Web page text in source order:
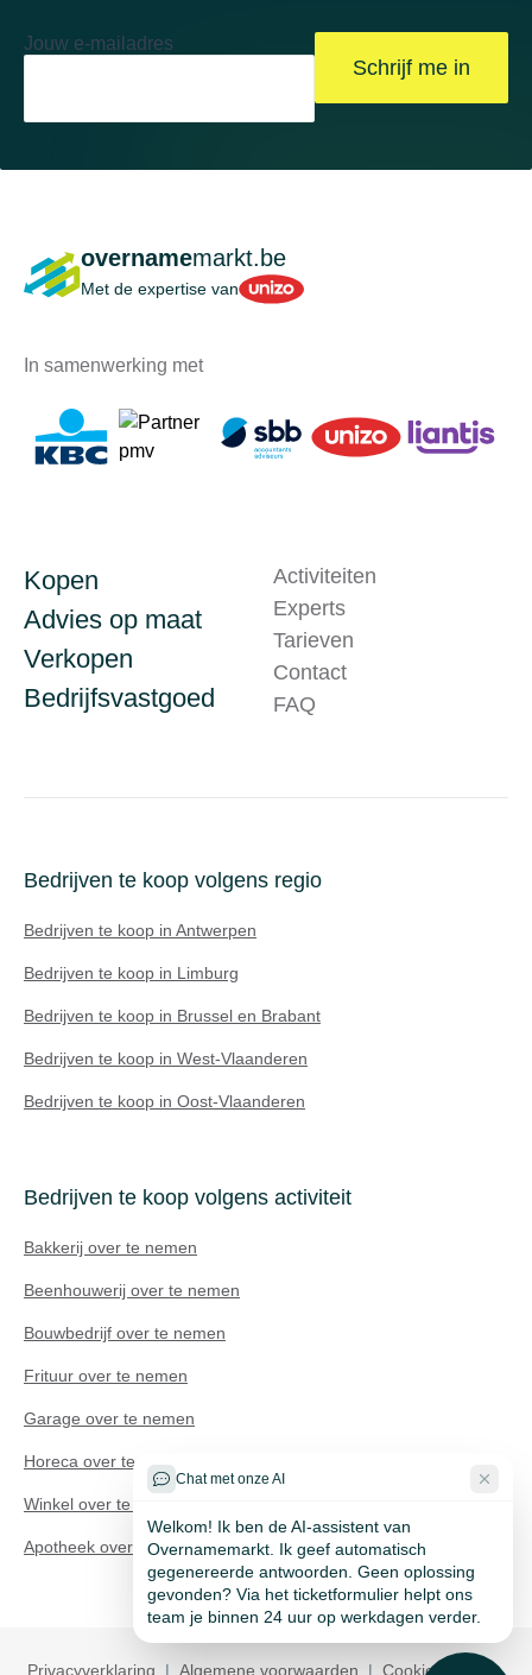
Jouw e-mailadres
Schrijf me in
overnamemarkt.be
Met de expertise vanUnizo
In samenwerking met
Kopen
Advies op maat
Verkopen
Bedrijfsvastgoed
Activiteiten
Experts
Tarieven
Contact
FAQ
Bedrijven te koop volgens regio
Bedrijven te koop in Antwerpen
Bedrijven te koop in Limburg
Bedrijven te koop in Brussel en Brabant
Bedrijven te koop in West-Vlaanderen
Bedrijven te koop in Oost-Vlaanderen
Bedrijven te koop volgens activiteit
Bakkerij over te nemen
Beenhouwerij over te nemen
Bouwbedrijf over te nemen
Frituur over te nemen
Garage over te nemen
Horeca over te nemen
Winkel over te nemen
Apotheek over te nemen
Privacyverklaring | Algemene voorwaarden | Cookie policy |
Chat met onze AI
Welkom! Ik ben de AI-assistent van
Overnamemarkt. Ik geef automatisch
gegenereerde antwoorden. Geen oplossing
gevonden? Via het ticketformulier helpt ons
team je binnen 24 uur op werkdagen verder.